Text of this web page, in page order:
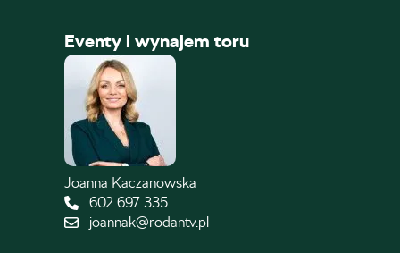
Eventy i wynajem toru
Joanna Kaczanowska
602 697 335
joannak@rodantv.pl